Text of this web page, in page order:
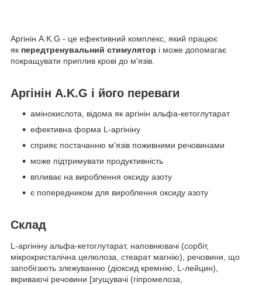
Аргінін A.K.G - це ефективний комплекс, який працює
як передтренувальний стимулятор і може допомагає
покращувати приплив крові до м'язів.
Аргінін A.K.G і його переваги
амінокислота, відома як аргінін альфа-кетоглутарат
ефективна форма L-аргініну
сприяє постачанню м'язів поживними речовинами
може підтримувати продуктивність
впливає на вироблення оксиду азоту
є попередником для вироблення оксиду азоту
Склад
L-аргініну альфа-кетоглутарат, наповнювачі (сорбіт,
мікрокристалічна целюлоза, стеарат магнію), речовини, що
запобігають злежуванню (діоксид кремнію, L-лейцин),
вкриваючі речовини [згущувачі (гіпромелоза,